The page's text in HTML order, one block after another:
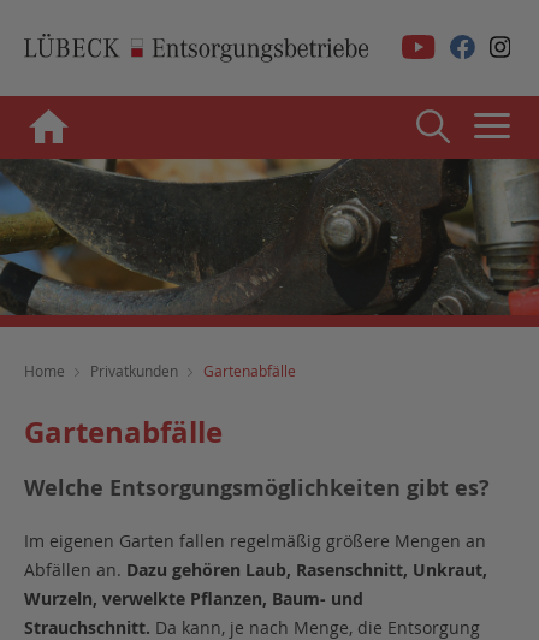
Home Privatkunden Gartenabfälle
Gartenabfälle
Welche Entsorgungsmöglichkeiten gibt es?
Im eigenen Garten fallen regelmäßig größere Mengen an
Abfällen an. Dazu gehören Laub, Rasenschnitt, Unkraut,
Wurzeln, verwelkte Pflanzen, Baum- und
Strauchschnitt. Da kann, je nach Menge, die Entsorgung